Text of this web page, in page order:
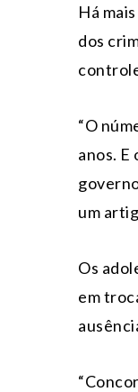
Há
dos
“O
anos. E
um
Os
em